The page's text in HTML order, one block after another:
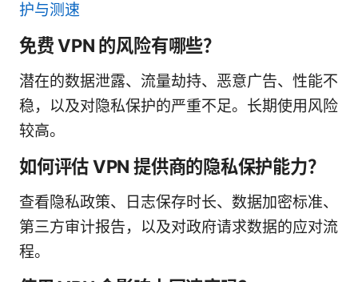
护与测速
免费 VPN 的风险有哪些？
潜在的数据泄露、流量劫持、恶意广告、性能不
稳，以及对隐私保护的严重不足。长期使用风险
较高。
如何评估 VPN 提供商的隐私保护能力？
查看隐私政策、日志保存时长、数据加密标准、
第三方审计报告，以及对政府请求数据的应对流
程。